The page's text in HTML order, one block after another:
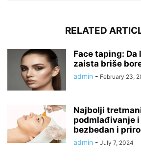
RELATED
Face taping:
zaista briše
admin - February 23,
Najbolji
podmlađivanje
bezbedan i
admin - July 7, 2024